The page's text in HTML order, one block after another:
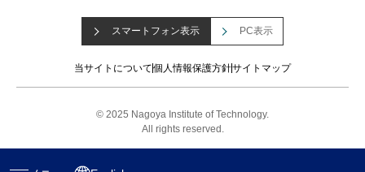
スマートフォン表示 PC表示
当サイトについて個人情報保護方針サイトマップ
© 2025 Nagoya Institute of Technology.
All rights reserved.